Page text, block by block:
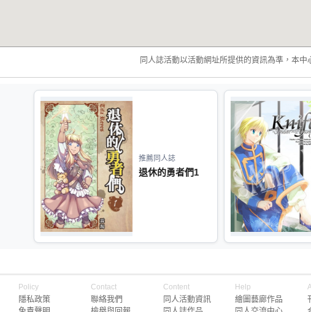
同人誌活動以活動網址所提供的資訊為準，本中
推薦同人誌
退休的勇者們1
Policy
隱私政策
Contact
聯絡我們
Content
同人活動資訊
Help
繪圖藝廊作品